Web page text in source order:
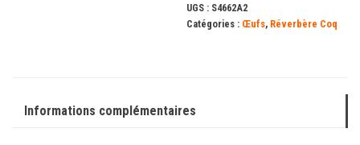
UGS : S4662A2
Catégories : Œufs, Réverbère Coq
Informations complémentaires